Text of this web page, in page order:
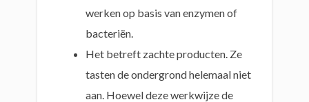
werken op basis van enzymen of
bacteriën.
Het betreft zachte producten. Ze
tasten de ondergrond helemaal niet
aan. Hoewel deze werkwijze de